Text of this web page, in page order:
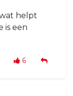
helpt
is een
6